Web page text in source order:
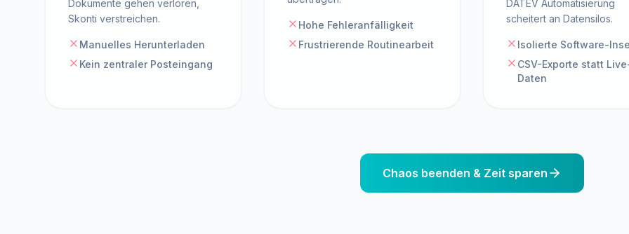
Dokumente gehen verloren,
Skonti verstreichen.
Manuelles Herunterladen
Kein zentraler Posteingang
Hohe Fehleranfälligkeit
Frustrierende Routinearbeit
DATEV Automatisierung
scheitert an Datensilos.
Isolierte Software-
CSV-Exporte statt
Daten
Chaos beenden & Zeit sparen